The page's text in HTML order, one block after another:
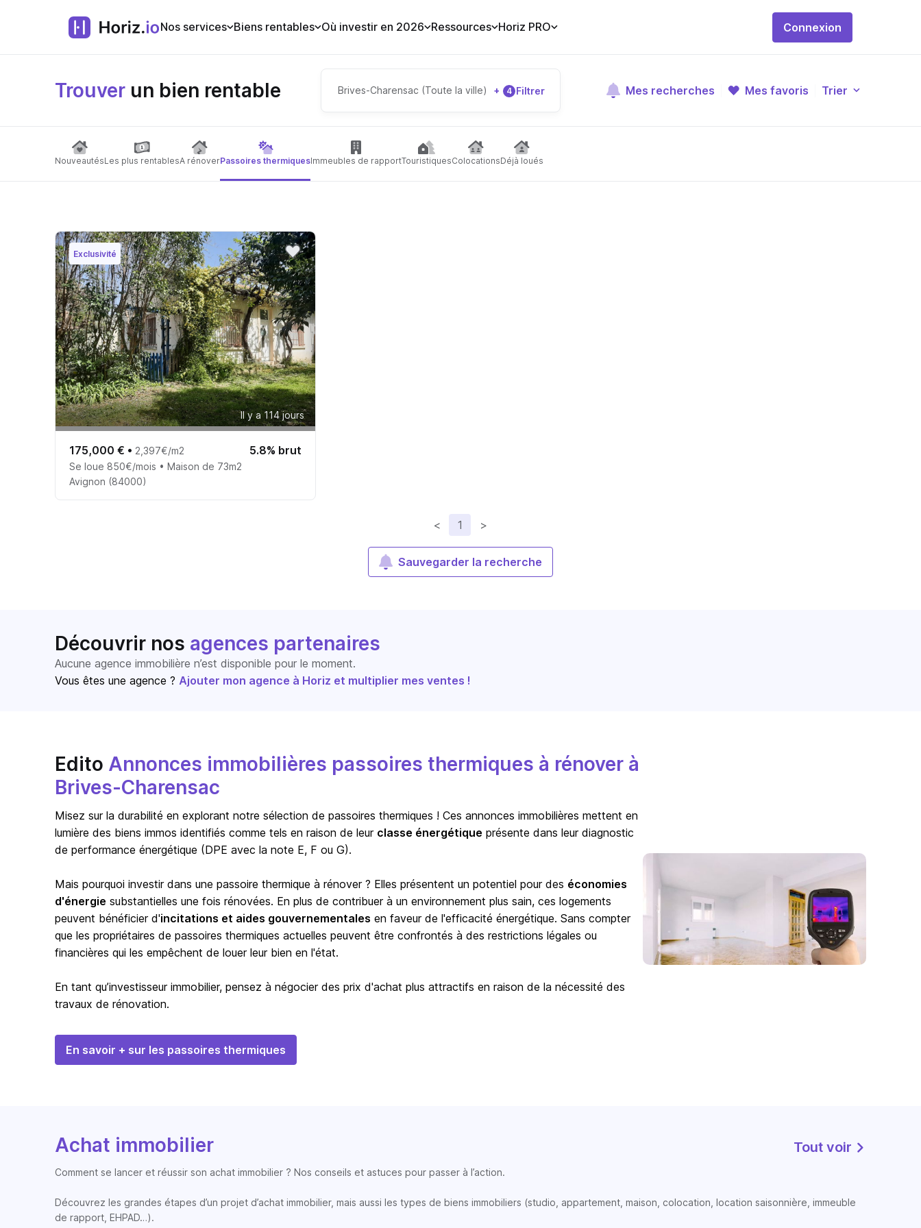
Nos services Biens rentables Où investir en 2026 Ressources Horiz PRO Connexion
Trouver un bien rentable Brives-Charensac (Toute la ville) + 4 Filtrer Mes recherches Mes favoris Trier
NouveautésLes plus rentablesA rénoverPassoires thermiquesImmeubles de rapportTouristiquesColocationsDéjà loués
Exclusivité
Il y a 114 jours
175,000 € • 2,397€/m2 5.8% brut
Se loue 850€/mois • Maison de 73m2
Avignon (84000)
< 1 >
Sauvegarder la recherche
Découvrir nos agences partenaires
Aucune agence immobilière n’est disponible pour le moment.
Vous êtes une agence ? Ajouter mon agence à Horiz et multiplier mes ventes !
Edito Annonces immobilières passoires thermiques à rénover à
Brives-Charensac
Misez sur la durabilité en explorant notre sélection de passoires thermiques ! Ces annonces immobilières mettent en
lumière des biens immos identifiés comme tels en raison de leur classe énergétique présente dans leur diagnostic
de performance énergétique (DPE avec la note E, F ou G).
Mais pourquoi investir dans une passoire thermique à rénover ? Elles présentent un potentiel pour des économies
d'énergie substantielles une fois rénovées. En plus de contribuer à un environnement plus sain, ces logements
peuvent bénéficier d'incitations et aides gouvernementales en faveur de l'efficacité énergétique. Sans compter
que les propriétaires de passoires thermiques actuelles peuvent être confrontés à des restrictions légales ou
financières qui les empêchent de louer leur bien en l'état.
En tant qu’investisseur immobilier, pensez à négocier des prix d'achat plus attractifs en raison de la nécessité des
travaux de rénovation.
En savoir + sur les passoires thermiques
Achat immobilier Tout voir
Comment se lancer et réussir son achat immobilier ? Nos conseils et astuces pour passer à l’action.
Découvrez les grandes étapes d’un projet d’achat immobilier, mais aussi les types de biens immobiliers (studio, appartement, maison, colocation, location saisonnière, immeuble
de rapport, EHPAD…).